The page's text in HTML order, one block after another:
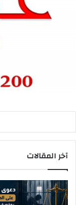
آخر المقالات